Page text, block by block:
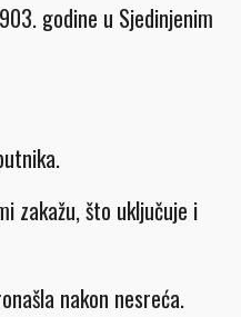
godine u Sjedinjenim
zakažu, što uključuje i
nakon nesreća.